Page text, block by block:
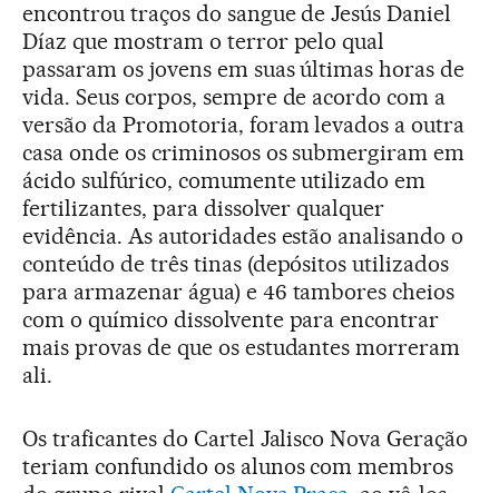
encontrou traços do sangue de Jesús Daniel
Díaz que mostram o terror pelo qual
passaram os jovens em suas últimas horas de
vida. Seus corpos, sempre de acordo com a
versão da Promotoria, foram levados a outra
casa onde os criminosos os submergiram em
ácido sulfúrico, comumente utilizado em
fertilizantes, para dissolver qualquer
evidência. As autoridades estão analisando o
conteúdo de três tinas (depósitos utilizados
para armazenar água) e 46 tambores cheios
com o químico dissolvente para encontrar
mais provas de que os estudantes morreram
ali.
Os traficantes do Cartel Jalisco Nova Geração
teriam confundido os alunos com membros